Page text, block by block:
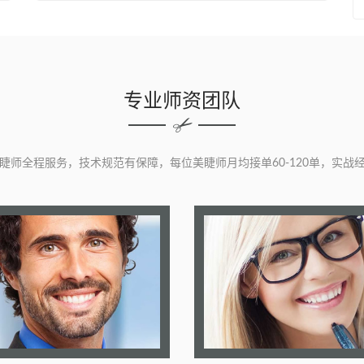
专业师资团队
师全程服务，技术规范有保障，每位美睫师月均接单60-120单，实战